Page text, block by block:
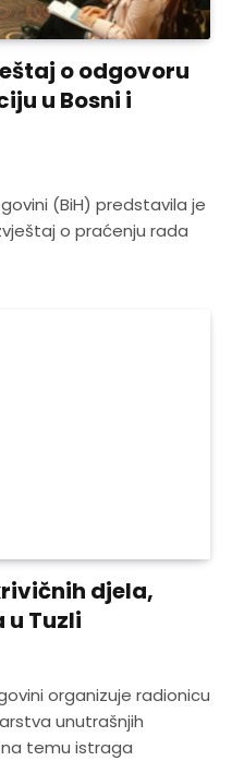
o odgovoru
u Bosni i
(BiH) predstavila je
o praćenju rada
djela,
Tuzli
organizuje radionicu
unutrašnjih
temu istraga